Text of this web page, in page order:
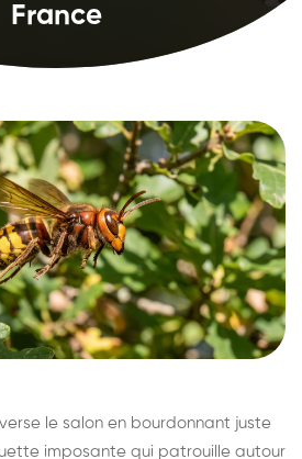
France
le salon en bourdonnant juste
imposante qui patrouille autour